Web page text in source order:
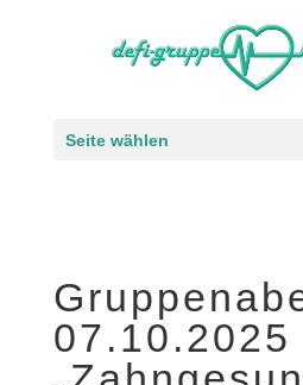
Seite wählen
07.10.2025